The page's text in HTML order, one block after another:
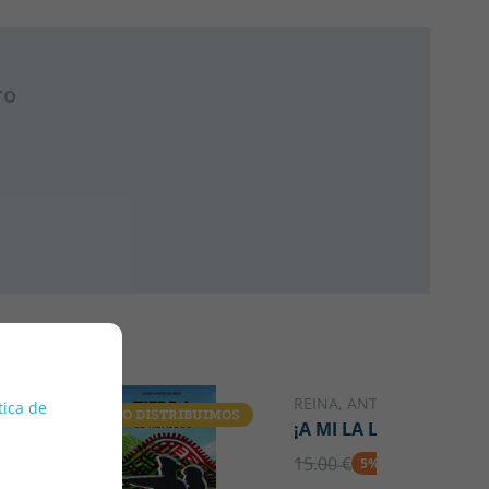
de
YA NO DISTRIBUIMOS YA NO DISTRIBUIMOS
REINA, ANTÓN
¡A MI LA LEGIÓN!
15.00 € 5% DTO